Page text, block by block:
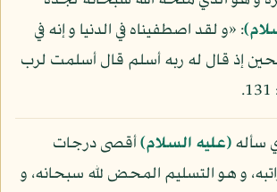
: «و لقد اصطفيناه في الدنيا و إنه في
إذ قال له ربه أسلم قال أسلمت لرب
سأله(عليه السلام)أقصى درجات
و هو التسليم المحض لله سبحانه، و